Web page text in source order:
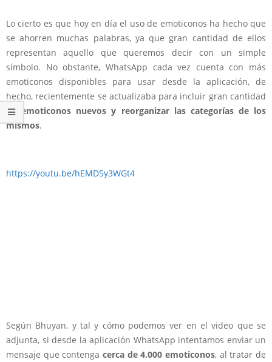
Lo cierto es que hoy en día el uso de emoticonos ha hecho que
se ahorren muchas palabras, ya que gran cantidad de ellos
representan aquello que queremos decir con un simple
símbolo. No obstante, WhatsApp cada vez cuenta con más
emoticonos disponibles para usar desde la aplicación, de
hecho, recientemente se actualizaba para incluir gran cantidad
de emoticonos nuevos y reorganizar las categorías de los
mismos.
https://youtu.be/hEMD5y3WGt4
Según Bhuyan, y tal y cómo podemos ver en el video que se
adjunta, si desde la aplicación WhatsApp intentamos enviar un
mensaje que contenga cerca de 4.000 emoticonos, al tratar de